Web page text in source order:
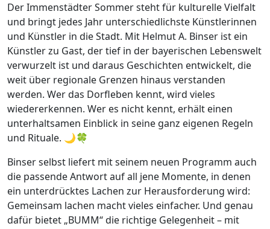
Der Immenstädter Sommer steht für kulturelle Vielfalt
und bringt jedes Jahr unterschiedlichste Künstlerinnen
und Künstler in die Stadt. Mit Helmut A. Binser ist ein
Künstler zu Gast, der tief in der bayerischen Lebenswelt
verwurzelt ist und daraus Geschichten entwickelt, die
weit über regionale Grenzen hinaus verstanden
werden. Wer das Dorfleben kennt, wird vieles
wiedererkennen. Wer es nicht kennt, erhält einen
unterhaltsamen Einblick in seine ganz eigenen Regeln
und Rituale. 🌙🍀
Binser selbst liefert mit seinem neuen Programm auch
die passende Antwort auf all jene Momente, in denen
ein unterdrücktes Lachen zur Herausforderung wird:
Gemeinsam lachen macht vieles einfacher. Und genau
dafür bietet „BUMM“ die richtige Gelegenheit – mit